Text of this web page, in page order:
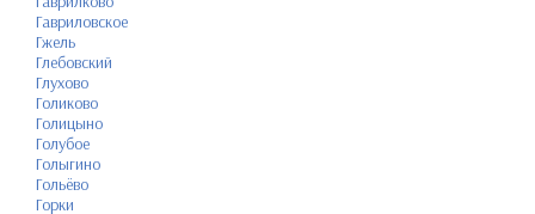
Гавриловское
Гжель
Глебовский
Глухово
Голиково
Голицыно
Голубое
Голыгино
Гольёво
Горки